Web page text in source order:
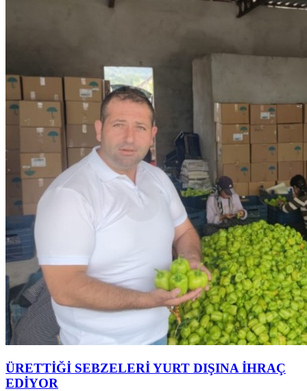
ÜRETTİĞİ SEBZELERİ YURT DIŞINA İHRAÇ
EDİYOR